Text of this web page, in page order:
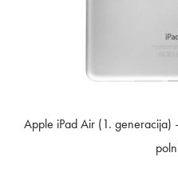
Apple iPad Air (1. generacija)